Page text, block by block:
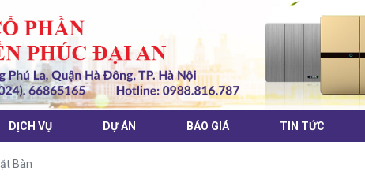
DỊCH VỤ DỰ ÁN BÁO GIÁ TIN TỨC
Bàn